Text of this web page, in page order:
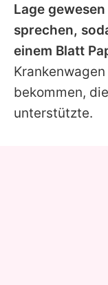
Lage
sprechen,
einem Blatt
bekommen,
unterstützte.